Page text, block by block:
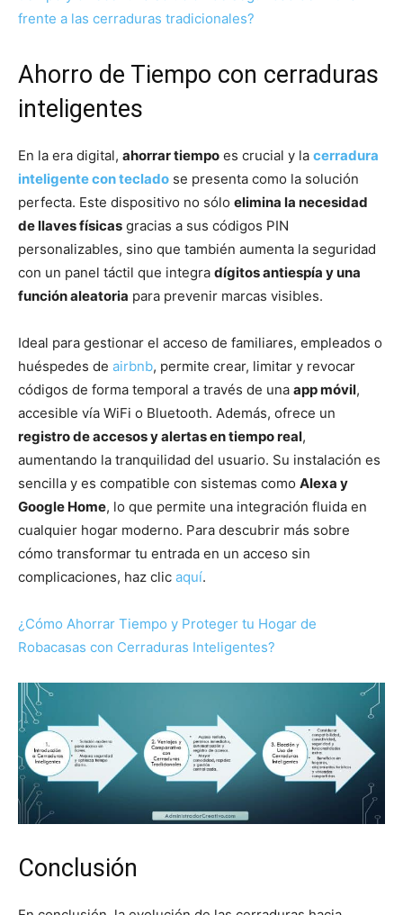
frente a las cerraduras tradicionales?
Ahorro de Tiempo con cerraduras
inteligentes
En la era digital, ahorrar tiempo es crucial y la cerradura
inteligente con teclado se presenta como la solución
perfecta. Este dispositivo no sólo elimina la necesidad
de llaves físicas gracias a sus códigos PIN
personalizables, sino que también aumenta la seguridad
con un panel táctil que integra dígitos antiespía y una
función aleatoria para prevenir marcas visibles.
Ideal para gestionar el acceso de familiares, empleados o
huéspedes de airbnb, permite crear, limitar y revocar
códigos de forma temporal a través de una app móvil,
accesible vía WiFi o Bluetooth. Además, ofrece un
registro de accesos y alertas en tiempo real,
aumentando la tranquilidad del usuario. Su instalación es
sencilla y es compatible con sistemas como Alexa y
Google Home, lo que permite una integración fluida en
cualquier hogar moderno. Para descubrir más sobre
cómo transformar tu entrada en un acceso sin
complicaciones, haz clic aquí.
¿Cómo Ahorrar Tiempo y Proteger tu Hogar de
Robacasas con Cerraduras Inteligentes?
Conclusión